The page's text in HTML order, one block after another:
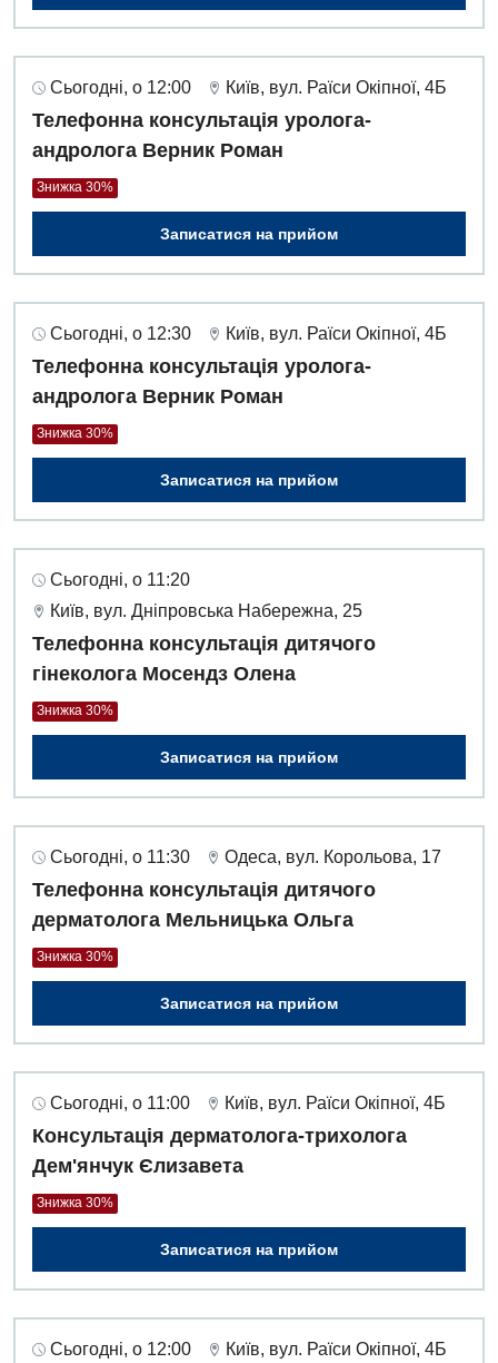
Сьогодні, о 12:00 Київ, вул. Раїси Окіпної, 4Б
Телефонна консультація уролога-
андролога Верник Роман
Знижка 30%
Записатися на прийом
Сьогодні, о 12:30 Київ, вул. Раїси Окіпної, 4Б
Телефонна консультація уролога-
андролога Верник Роман
Знижка 30%
Записатися на прийом
Сьогодні, о 11:20
Київ, вул. Дніпровська Набережна, 25
Телефонна консультація дитячого
гінеколога Мосендз Олена
Знижка 30%
Записатися на прийом
Сьогодні, о 11:30 Одеса, вул. Корольова, 17
Телефонна консультація дитячого
дерматолога Мельницька Ольга
Знижка 30%
Записатися на прийом
Сьогодні, о 11:00 Київ, вул. Раїси Окіпної, 4Б
Консультація дерматолога-трихолога
Дем'янчук Єлизавета
Знижка 30%
Записатися на прийом
Сьогодні, о 12:00 Київ, вул. Раїси Окіпної, 4Б